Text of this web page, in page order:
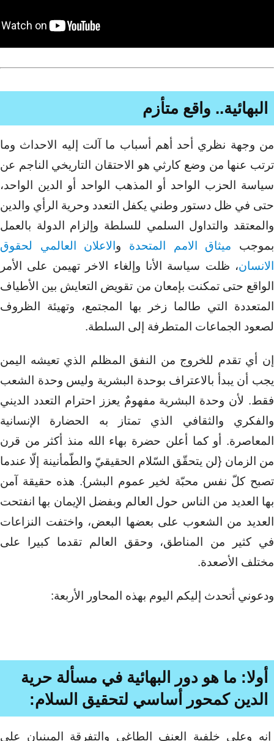
البهائية.. واقع متأزم
من وجهة نظري أحد أهم أسباب ما آلت إليه الاحداث وما
ترتب عنها من وضع كارثي هو الاحتقان التاريخي الناجم عن
سياسة الحزب الواحد أو المذهب الواحد أو الدين الواحد،
حتى في ظل دستور وطني يكفل التعدد وحرية الرأي والدين
والمعتقد والتداول السلمي للسلطة وإلزام الدولة بالعمل
بموجب ميثاق الامم المتحدة و الاعلان العالمي لحقوق
الانسان، ظلت سياسة الأنا وإلغاء الاخر تهيمن على الأمر
الواقع حتى تمكنت بإمعان من تقويض التعايش بين الأطياف
المتعددة التي طالما زخر بها المجتمع، وتهيئة الظروف
لصعود الجماعات المتطرفة إلى السلطة.
إن أي تقدم للخروج من النفق المظلم الذي تعيشه اليمن
يجب أن يبدأ بالاعتراف بوحدة البشرية وليس وحدة الشعب
فقط. لأن وحدة البشرية مفهومٌ يعزز احترام التعدد الديني
والفكري والثقافي الذي تمتاز به الحضارة الإنسانية
المعاصرة. أو كما أعلن حضرة بهاء الله منذ أكثر من قرن
من الزمان {لن يتحقّق السّلام الحقيقيّ والطّمأنينة إلّا عندما
تصبح كلّ نفس محبّة لخير عموم البشر}. هذه حقيقة آمن
بها العديد من الناس حول العالم وبفضل الإيمان بها انفتحت
العديد من الشعوب على بعضها البعض، واختفت النزاعات
في كثير من المناطق، وحقق العالم تقدما كبيرا على
مختلف الأصعدة.
ودعوني أتحدث إليكم اليوم بهذه المحاور الأربعة:
أولا: ما هو دور البهائية في مسألة حرية
الدين كمحور أساسي لتحقيق السلام:
إنه وعلى خلفية العنف الطاغي والتفرقة المبنيان على